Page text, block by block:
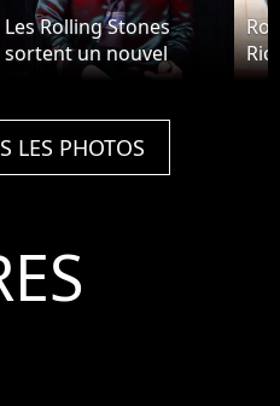
Les Rolling Stones
sortent un nouvel
album "Hackney
à
LES PHOTOS